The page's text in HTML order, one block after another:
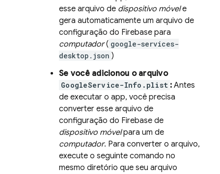
esse arquivo de dispositivo móvele
gera automaticamente um arquivo de
configuração do Firebase para
computador( google-services-
desktop.json )
Se você adicionou o arquivo
GoogleService-Info.plist : Antes
de executar o app, você precisa
converter esse arquivo de
configuração do Firebase de
dispositivo móvelpara um de
computador. Para converter o arquivo,
execute o seguinte comando no
mesmo diretório que seu arquivo